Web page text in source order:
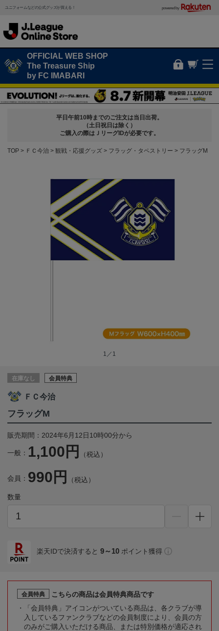
ユニフォームなどの公式グッズが買える！ powered by
OFFICIAL WEB SHOP
The Treasure Ship
by FC IMABARI
平日午前10時までのご注文は当日出荷。
（土日祝日は除く）
ご購入の際はＪリーグIDが必要です。
TOP ＦＣ今治 観戦・応援グッズ フラッグ・タペストリー フラッグM
1／1
在庫なし 会員特典
ＦＣ今治
フラッグM
販売期間：2024年6月12日10時00分から
一般： 1,100円 （税込）
会員： 990円 （税込）
数量
楽天IDで決済すると 9～10 ポイント獲得
会員特典
こちらの商品は会員特典商品です
「会員特典」アイコンがついている商品は、各クラブが導
入しているファンクラブなどの会員制度により、会員の方
のみがご購入いただける商品、または特別価格が適応され